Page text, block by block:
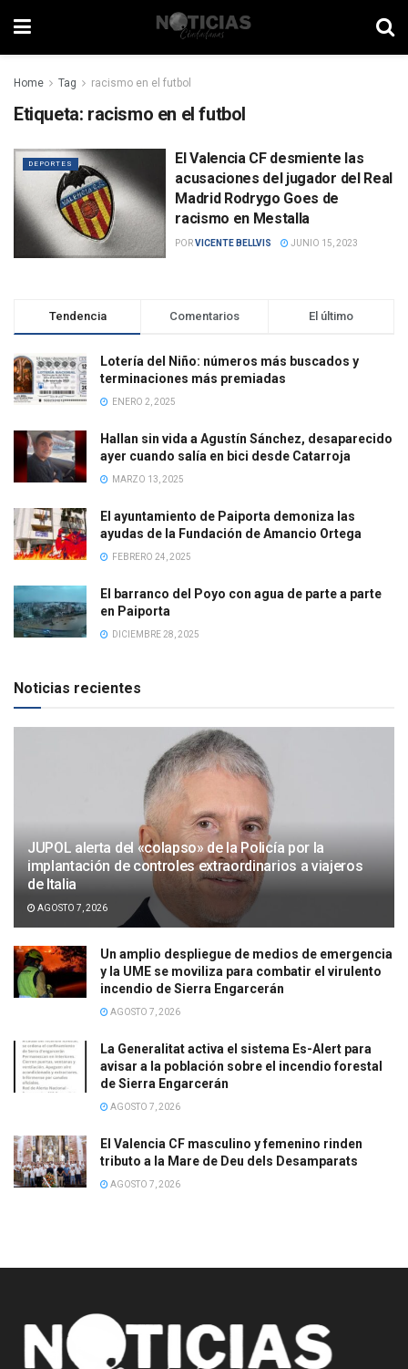
Home Tag racismo en el futbol
Etiqueta: racismo en el futbol
DEPORTES
El Valencia CF desmiente las
acusaciones del jugador del Real
Madrid Rodrygo Goes de
racismo en Mestalla
PORVICENTE BELLVIS JUNIO 15, 2023
Tendencia Comentarios El último
Lotería del Niño: números más buscados y
terminaciones más premiadas
ENERO 2, 2025
Hallan sin vida a Agustín Sánchez, desaparecido
ayer cuando salía en bici desde Catarroja
MARZO 13, 2025
El ayuntamiento de Paiporta demoniza las
ayudas de la Fundación de Amancio Ortega
FEBRERO 24, 2025
El barranco del Poyo con agua de parte a parte
en Paiporta
DICIEMBRE 28, 2025
Noticias recientes
JUPOL alerta del «colapso» de la Policía por la
implantación de controles extraordinarios a viajeros
de Italia
AGOSTO 7, 2026
Un amplio despliegue de medios de emergencia
y la UME se moviliza para combatir el virulento
incendio de Sierra Engarcerán
AGOSTO 7, 2026
La Generalitat activa el sistema Es-Alert para
avisar a la población sobre el incendio forestal
de Sierra Engarcerán
AGOSTO 7, 2026
El Valencia CF masculino y femenino rinden
tributo a la Mare de Deu dels Desamparats
AGOSTO 7, 2026